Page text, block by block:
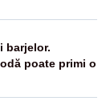
barjelor.
poate primi o